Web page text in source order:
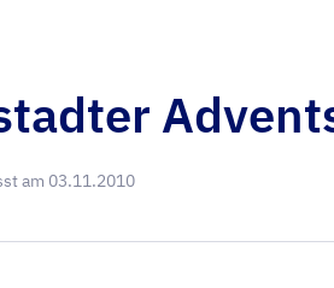
am 03.11.2010